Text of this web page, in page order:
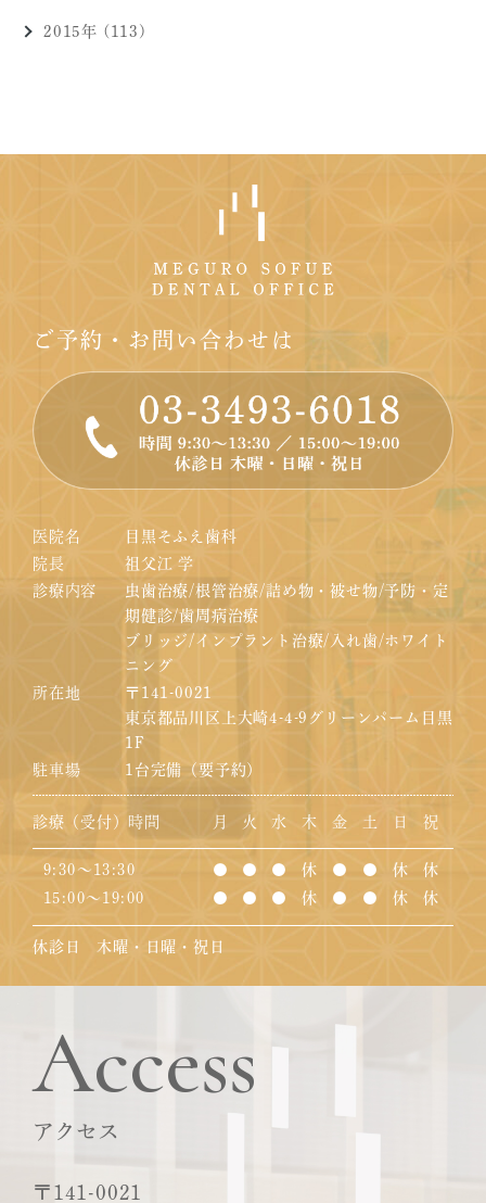
2015年 (113)
ご予約・お問い合わせは
医院名
目黒そふえ歯科
院長
祖父江 学
診療内容
虫歯治療/根管治療/詰め物・被せ物/予防・定
期健診/歯周病治療
ブリッジ/インプラント治療/入れ歯/ホワイト
ニング
所在地
〒141-0021
東京都品川区上大崎4-4-9グリーンパーム目黒
1F
駐車場
1台完備（要予約）
診療（受付）時間 月 火 水 木 金 土 日 祝
9:30～13:30 ● ● ● 休 ● ● 休
休
15:00～19:00
● ● ● 休 ● ● 休 休
休診日 木曜・日曜・祝日
Access
アクセス
〒141-0021